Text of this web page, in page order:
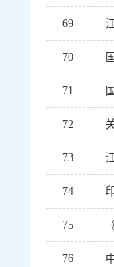
69
70
71
72
73
74
75
76